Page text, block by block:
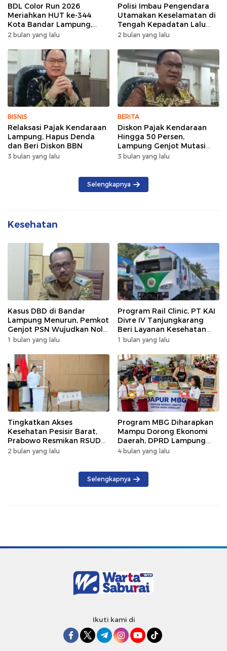
BDL Color Run 2026
Meriahkan HUT ke-344
Kota Bandar Lampung,
Wujud Semangat Sehat
2 bulan yang lalu
Polisi Imbau Pengendara
Utamakan Keselamatan di
Tengah Kepadatan Lalu
Lintas Pagi Hari
2 bulan yang lalu
BISNIS
Relaksasi Pajak Kendaraan
Lampung, Hapus Denda
dan Beri Diskon BBN
3 bulan yang lalu
BERITA
Diskon Pajak Kendaraan
Hingga 50 Persen,
Lampung Genjot Mutasi
Kendaraan Luar Daerah
3 bulan yang lalu
Selengkapnya
Kesehatan
Kasus DBD di Bandar
Lampung Menurun, Pemkot
Genjot PSN Wujudkan Nol
Kematian
1 bulan yang lalu
Program Rail Clinic, PT KAI
Divre IV Tanjungkarang
Beri Layanan Kesehatan
Gratis 250 Warga
1 bulan yang lalu
Tingkatkan Akses
Kesehatan Pesisir Barat,
Prabowo Resmikan RSUD
KH Muhammad Thohir
2 bulan yang lalu
Program MBG Diharapkan
Mampu Dorong Ekonomi
Daerah, DPRD Lampung
Tekankan Pemanfaatan
4 bulan yang lalu
Selengkapnya
Ikuti kami di